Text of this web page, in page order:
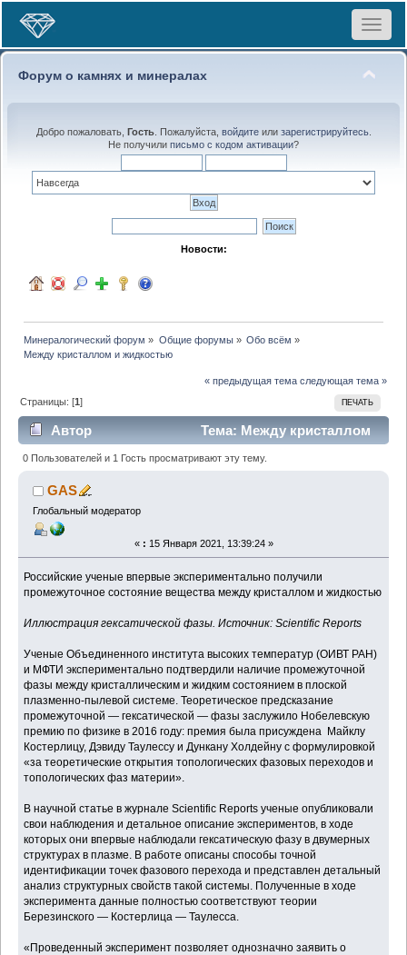
Toggle
Форум о камнях и минералах
Добро пожаловать, Гость. Пожалуйста, войдитеили зарегистрируйтесь.
Не получили письмо с кодом активации?
Новости:
Минералогический форум » Общие форумы» Обо всём »
Между кристаллом и жидкостью
« предыдущая тема следующая тема »
ПЕЧАТЬ
Страницы: [1]
Автор
Тема: Между кристаллом
и жидкостью (Прочитано 1182 раз)
0 Пользователей и 1 Гость просматривают эту тему.
GAS
Глобальный модератор
« : 15 Января 2021, 13:39:24 »
Российские ученые впервые экспериментально получили
промежуточное состояние вещества между кристаллом и жидкостью
Иллюстрация гексатической фазы. Источник: Scientific Reports
Ученые Объединенного института высоких температур (ОИВТ РАН)
и МФТИ экспериментально подтвердили наличие промежуточной
фазы между кристаллическим и жидким состоянием в плоской
плазменно-пылевой системе. Теоретическое предсказание
промежуточной ― гексатической ― фазы заслужило Нобелевскую
премию по физике в 2016 году: премия была присуждена Майклу
Костерлицу, Дэвиду Таулессу и Дункану Холдейну с формулировкой
«за теоретические открытия топологических фазовых переходов и
топологических фаз материи».
В научной статье в журнале Scientific Reports ученые опубликовали
свои наблюдения и детальное описание экспериментов, в ходе
которых они впервые наблюдали гексатическую фазу в двумерных
структурах в плазме. В работе описаны способы точной
идентификации точек фазового перехода и представлен детальный
анализ структурных свойств такой системы. Полученные в ходе
эксперимента данные полностью соответствуют теории
Березинского — Костерлица — Таулесса.
«Проведенный эксперимент позволяет однозначно заявить о